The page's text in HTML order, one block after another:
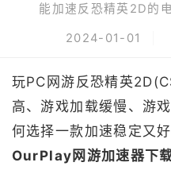
能加速反恐精英2D的
2024-01-01
玩PC网游反恐精英
高、游戏加载缓慢、游
何选择一款加速稳定又
OurPlay网游加速器下